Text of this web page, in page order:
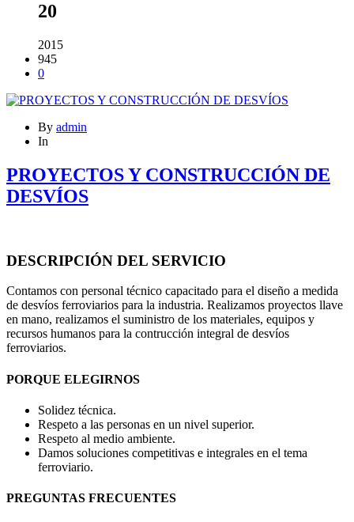
20
2015
945
0
By admin
In
PROYECTOS Y CONSTRUCCIÓN DE
DESVÍOS
DESCRIPCIÓN DEL SERVICIO
Contamos con personal técnico capacitado para el diseño a medida
de desvíos ferroviarios para la industria. Realizamos proyectos llave
en mano, realizamos el suministro de los materiales, equipos y
recursos humanos para la contrucción integral de desvíos
ferroviarios.
PORQUE ELEGIRNOS
Solidez técnica.
Respeto a las personas en un nivel superior.
Respeto al medio ambiente.
Damos soluciones competitivas e integrales en el tema
ferroviario.
PREGUNTAS FRECUENTES